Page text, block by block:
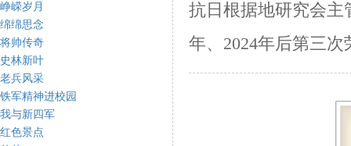
峥嵘岁月
绵绵思念
将帅传奇
史林新叶
老兵风采
铁军精神进校园
我与新四军
红色景点
抗日根据地研究会主
年、2024年后第三